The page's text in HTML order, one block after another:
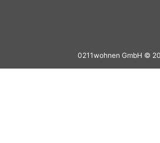
0211wohnen GmbH ©